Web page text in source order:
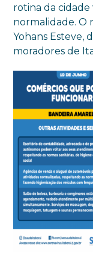
rotina da
normalidade. O
Yohans Esteve,
moradores de